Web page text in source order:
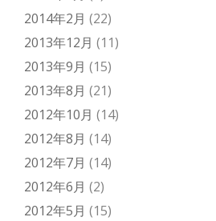
2014年2月 (22)
2013年12月 (11)
2013年9月 (15)
2013年8月 (21)
2012年10月 (14)
2012年8月 (14)
2012年7月 (14)
2012年6月 (2)
2012年5月 (15)